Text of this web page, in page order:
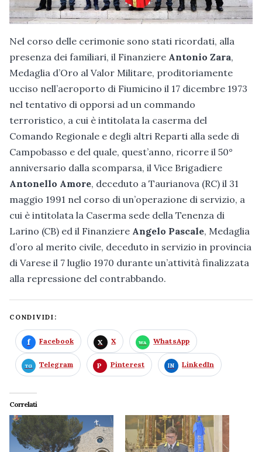
Nel corso delle cerimonie sono stati ricordati, alla
presenza dei familiari, il Finanziere Antonio Zara,
Medaglia d’Oro al Valor Militare, proditoriamente
ucciso nell’aeroporto di Fiumicino il 17 dicembre 1973
nel tentativo di opporsi ad un commando
terroristico, a cui è intitolata la caserma del
Comando Regionale e degli altri Reparti alla sede di
Campobasso e del quale, quest’anno, ricorre il 50°
anniversario dalla scomparsa, il Vice Brigadiere
Antonello Amore, deceduto a Taurianova (RC) il 31
maggio 1991 nel corso di un’operazione di servizio, a
cui è intitolata la Caserma sede della Tenenza di
Larino (CB) ed il Finanziere Angelo Pascale, Medaglia
d’oro al merito civile, deceduto in servizio in provincia
di Varese il 7 luglio 1970 durante un’attività finalizzata
alla repressione del contrabbando.
CONDIVIDI:
Facebook X WhatsApp
Telegram Pinterest LinkedIn
Correlati